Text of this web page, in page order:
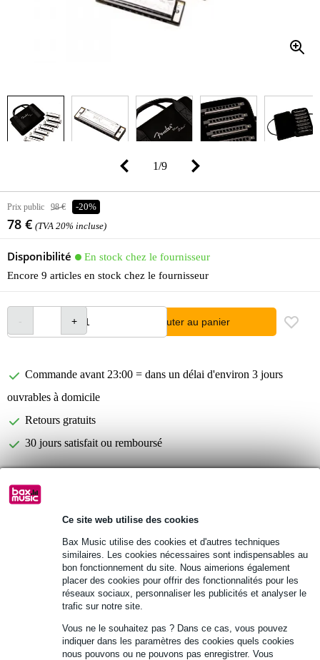
Ce site web utilise des cookies
Bax Music utilise des cookies et d'autres techniques
similaires. Les cookies nécessaires sont indispensables au
bon fonctionnement du site. Nous aimerions également
placer des cookies pour offrir des fonctionnalités pour les
réseaux sociaux, personnaliser les publicités et analyser le
trafic sur notre site.
Vous ne le souhaitez pas ? Dans ce cas, vous pouvez
indiquer dans les paramètres des cookies quels cookies
nous pouvons ou ne pouvons pas enregistrer. Vous
1/9
Prix public 98 € -20%
78 € (TVA 20% incluse)
Disponibilité
En stock chez le fournisseur
Encore 9 articles en stock chez le fournisseur
Ajouter au panier
Commande avant 23:00 = dans un délai d'environ 3 jours
ouvrables à domicile
Retours gratuits
30 jours satisfait ou remboursé
Vous n'êtes pas sûr si le
set de 7
Démarrer la vérification
Informations
set de 7 harmonicas Fender
tonalités : Do (C), Ré (D), E (Mi), Fa (F), Sol (G), La (A), Si